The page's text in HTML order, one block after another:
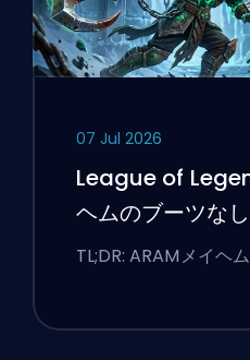
07 Jul 2026
League of
ヘムのブーツな
TL;DR: ARAMメイヘ